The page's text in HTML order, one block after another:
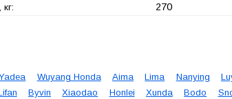
270
Wuyang Honda Aima Lima Nanying
Byvin Xiaodao Honlei Xunda Bodo